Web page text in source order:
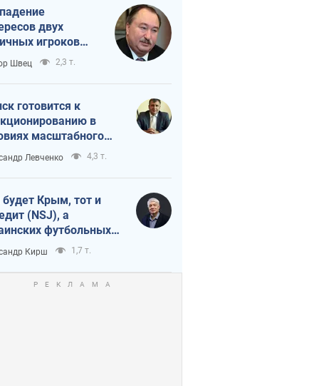
двух
игроков
тайный план
и Путина?
Швец 2,3 т.
готовится к
в
масштабного
кризиса
Левченко 4,3 т.
будет Крым, тот и
(NSJ), а
футбольных
могут
убийцами
Кирш 1,7 т.